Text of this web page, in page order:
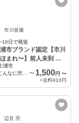
市川誉庸
日で発送
市ブランド認定【市川
まれ〜】前人未到 れ
ンプリ覇者
浦市
〜 1,500円 〜
+送料910円
辺見 亮